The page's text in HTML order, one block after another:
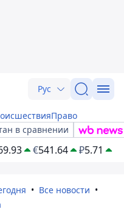
Рус
Право
в сравнении
€541.64 ₽5.71
Все новости